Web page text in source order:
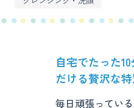
自宅でたった
だける贅沢な
毎日頑張ってい